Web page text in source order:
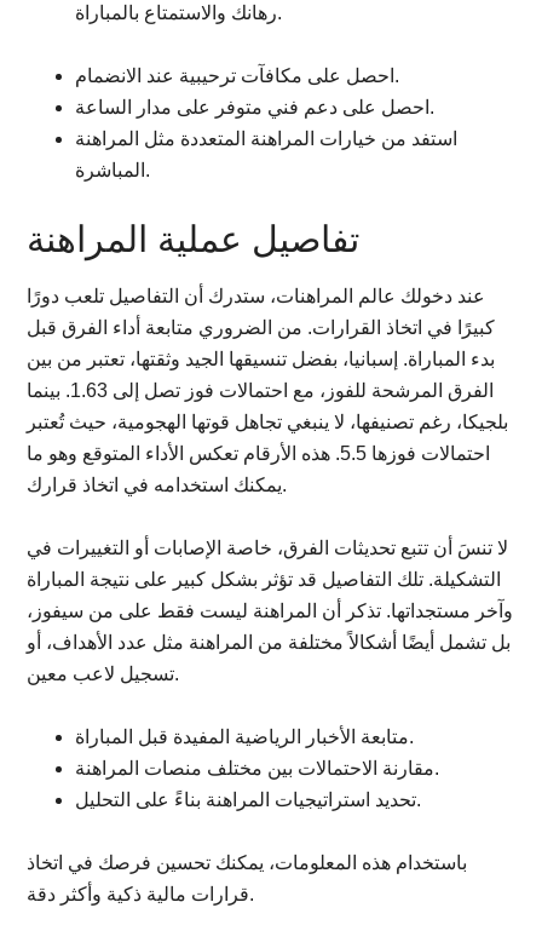
رهانك والاستمتاع بالمباراة.
احصل على مكافآت ترحيبية عند الانضمام.
احصل على دعم فني متوفر على مدار الساعة.
استفد من خيارات المراهنة المتعددة مثل المراهنة
المباشرة.
تفاصيل عملية المراهنة
عند دخولك عالم المراهنات، ستدرك أن التفاصيل تلعب دورًا
كبيرًا في اتخاذ القرارات. من الضروري متابعة أداء الفرق قبل
بدء المباراة. إسبانيا، بفضل تنسيقها الجيد وثقتها، تعتبر من بين
الفرق المرشحة للفوز، مع احتمالات فوز تصل إلى 1.63. بينما
بلجيكا، رغم تصنيفها، لا ينبغي تجاهل قوتها الهجومية، حيث تُعتبر
احتمالات فوزها 5.5. هذه الأرقام تعكس الأداء المتوقع وهو ما
يمكنك استخدامه في اتخاذ قرارك.
لا تنسَ أن تتبع تحديثات الفرق، خاصة الإصابات أو التغييرات في
التشكيلة. تلك التفاصيل قد تؤثر بشكل كبير على نتيجة المباراة
وآخر مستجداتها. تذكر أن المراهنة ليست فقط على من سيفوز،
بل تشمل أيضًا أشكالاً مختلفة من المراهنة مثل عدد الأهداف، أو
تسجيل لاعب معين.
متابعة الأخبار الرياضية المفيدة قبل المباراة.
مقارنة الاحتمالات بين مختلف منصات المراهنة.
تحديد استراتيجيات المراهنة بناءً على التحليل.
باستخدام هذه المعلومات، يمكنك تحسين فرصك في اتخاذ
قرارات مالية ذكية وأكثر دقة.